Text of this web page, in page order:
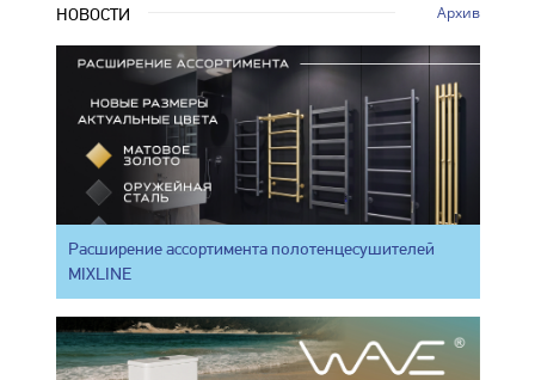
НОВОСТИ Архив
Расширение ассортимента полотенцесушителей
MIXLINE